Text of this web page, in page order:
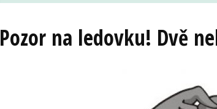
Pozor na ledovku! Dvě